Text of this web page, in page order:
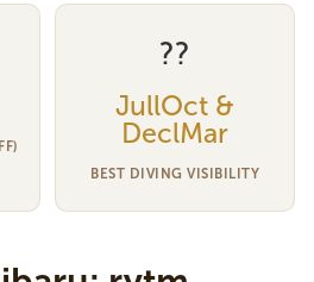
??
JullOct &
DeclMar
BEST DIVING VISIBILITY